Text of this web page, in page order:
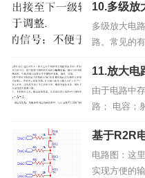
可以用BJT
为静态工作
大器电路电
态工作点可
10.多级放
多级放大电
路。常见的
三种耦合方
影响，我们
放大直流信
都存在静态
是当我们使
11.放大电
由于电路中
路； 电容；
感 (图片可放
基于R2R
码，目前
电路图：这
实现方便的